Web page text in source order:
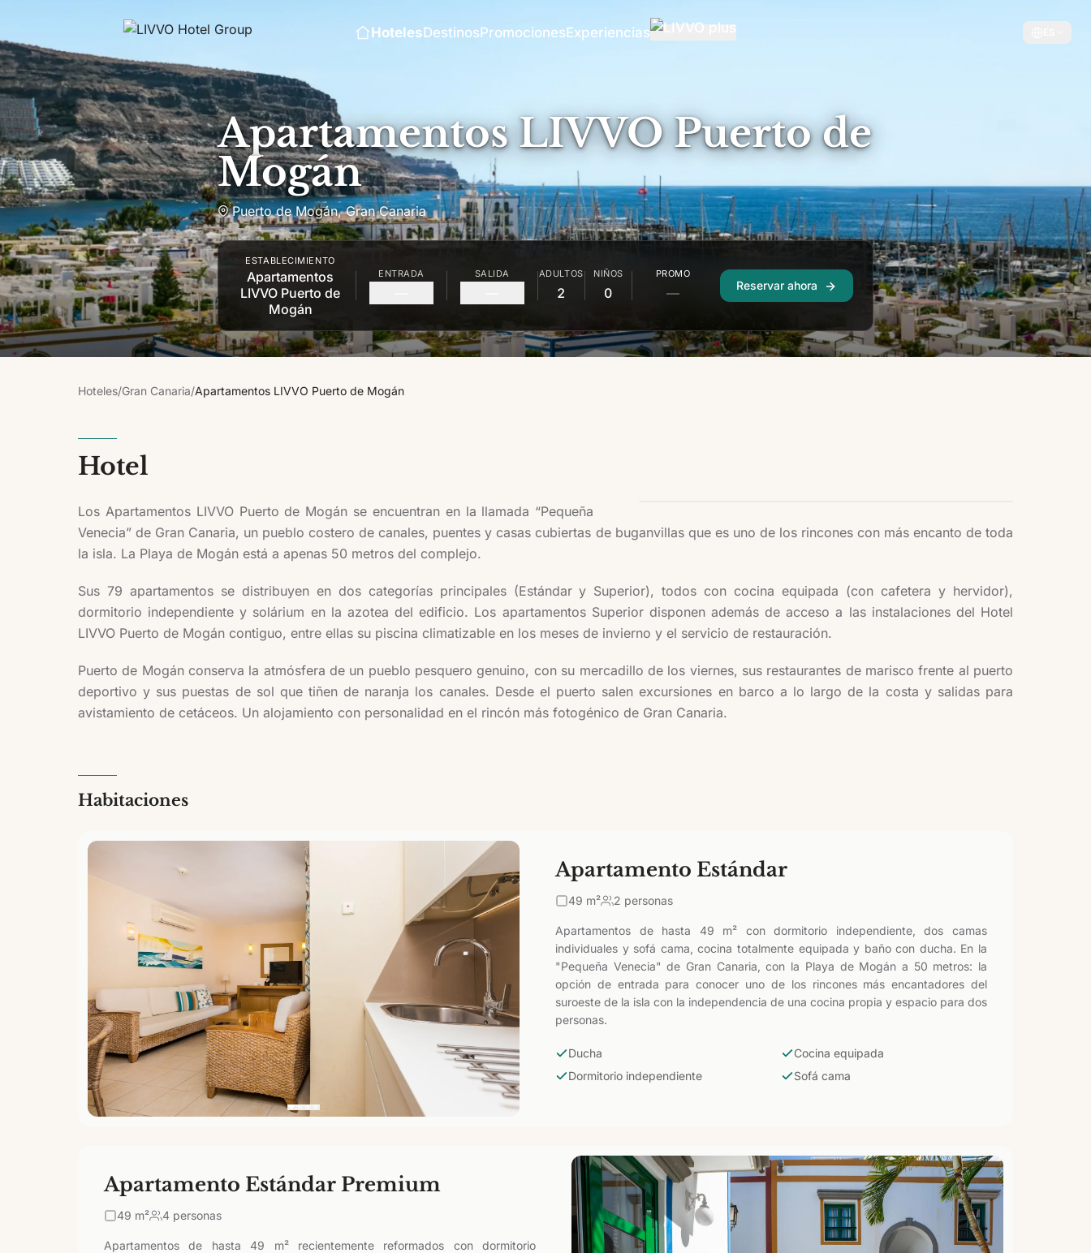
HotelesDestinosPromocionesExperiencias
Apartamentos LIVVO Puerto de
Mogán
Puerto de Mogán,Gran Canaria
ESTABLECIMIENTO
Apartamentos
LIVVO Puerto de
Mogán
ENTRADA SALIDA ADULTOS
2
NIÑOS
0
PROMO
Reservar ahora
Hoteles/Gran Canaria/Apartamentos LIVVO Puerto de Mogán
Hotel
Los Apartamentos LIVVO Puerto de Mogán se encuentran en la llamada “Pequeña
Venecia” de Gran Canaria, un pueblo costero de canales, puentes y casas cubiertas de buganvillas que es uno de los rincones con más encanto de toda
la isla. La Playa de Mogán está a apenas 50 metros del complejo.
Sus 79 apartamentos se distribuyen en dos categorías principales (Estándar y Superior), todos con cocina equipada (con cafetera y hervidor),
dormitorio independiente y solárium en la azotea del edificio. Los apartamentos Superior disponen además de acceso a las instalaciones del Hotel
LIVVO Puerto de Mogán contiguo, entre ellas su piscina climatizable en los meses de invierno y el servicio de restauración.
Puerto de Mogán conserva la atmósfera de un pueblo pesquero genuino, con su mercadillo de los viernes, sus restaurantes de marisco frente al puerto
deportivo y sus puestas de sol que tiñen de naranja los canales. Desde el puerto salen excursiones en barco a lo largo de la costa y salidas para
avistamiento de cetáceos. Un alojamiento con personalidad en el rincón más fotogénico de Gran Canaria.
Habitaciones
Apartamento Estándar
49 m² 2 personas
Apartamentos de hasta 49 m² con dormitorio independiente, dos camas
individuales y sofá cama, cocina totalmente equipada y baño con ducha. En la
"Pequeña Venecia" de Gran Canaria, con la Playa de Mogán a 50 metros: la
opción de entrada para conocer uno de los rincones más encantadores del
suroeste de la isla con la independencia de una cocina propia y espacio para dos
personas.
Ducha
Cocina equipada
Dormitorio independiente
Sofá cama
Apartamento Estándar Premium
49 m² 4 personas
Apartamentos de hasta 49 m² recientemente reformados con dormitorio